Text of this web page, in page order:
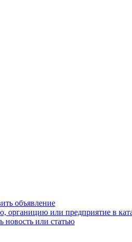
объявление
новость или статью